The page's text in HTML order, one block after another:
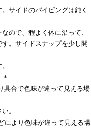
サイドのパイピングは鈍く
ので、程よく体に沿って、
。サイドスナップを少し開
具合で色味が違って見える場
。
により色味が違って見える場